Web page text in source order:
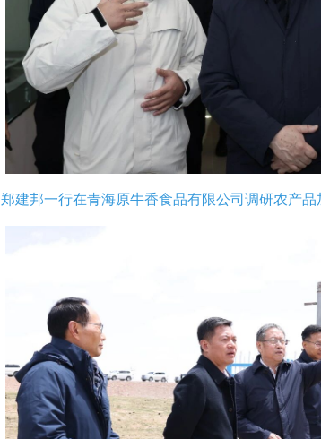
郑建邦一行在青海原牛香食品有限公司调研农产品